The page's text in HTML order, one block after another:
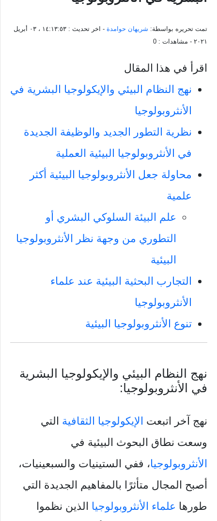
تمت تحريره بواسطة: شريهان حوامدة - اخر تحديث :
١٤:١٣:٥٣ ، ٠٣ أبريل
٢٠٢١ - مشاهدات : 0
اقرأ في هذا المقال
نهج النظام البيئي والإيكولوجيا البشرية في
الأنثروبولوجيا
نظرية التطور الجديد والوظيفة الجديدة
في الأنثروبولوجيا البيئية العملية
محاولة جعل الأنثروبولوجيا البيئية أكثر
علمية
علم البيئة السلوكي البشري أو
التطوري من وجهة نظر الأنثروبولوجيا
البيئية
التجارب البحثية البيئية عند علماء
الأنثروبولوجيا
تنوع الأنثروبولوجيا البيئية
نهج النظام البيئي والإيكولوجيا البشرية
في الأنثروبولوجيا:
نهج آخر اتبعت الإيكولوجيا الثقافية التي
وسعت نطاق البحوث البيئية في
الأنثروبولوجيا، ففي الستينيات والسبعينيات،
أصبح المجال متأثرًا بالمفاهيم الجديدة التي
طورها علماء الأنثروبولوجيا الذين نظموا